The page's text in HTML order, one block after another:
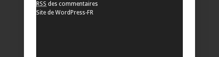
RSS des commentaires
Site de WordPress-FR